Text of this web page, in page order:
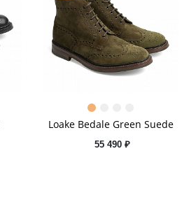
Loake Bedale Green Suede
55 490 ₽